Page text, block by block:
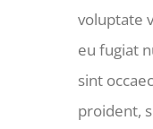
voluptate
eu fugiat
sint
proident,